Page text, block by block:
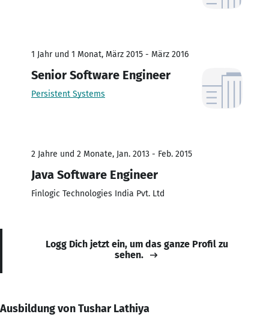
1 Jahr und 1 Monat, März 2015 - März 2016
Senior Software Engineer
Persistent Systems
2 Jahre und 2 Monate, Jan. 2013 - Feb. 2015
Java Software Engineer
Finlogic Technologies India Pvt. Ltd
Logg Dich jetzt ein, um das ganze Profil zu
sehen.
Ausbildung von Tushar Lathiya